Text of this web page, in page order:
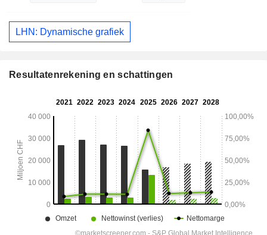
LHN: Dynamische grafiek
Resultatenrekening en schattingen